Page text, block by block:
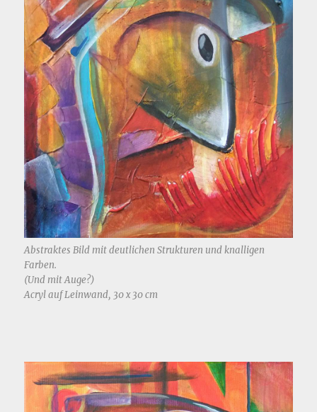
Abstraktes Bild mit deutlichen Strukturen und knalligen
Farben.
(Und mit Auge?)
Acryl auf Leinwand, 30 x 30 cm